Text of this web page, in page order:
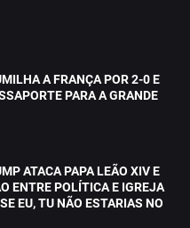
A FRANÇA POR 2-0 E
PARA A GRANDE
ATACA PAPA LEÃO XIV E
ENTRE POLÍTICA E IGREJA
EU, TU NÃO ESTARIAS NO